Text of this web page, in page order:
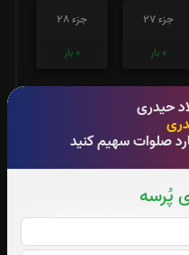
حیدری
صلوات سهیم کنید
پُرسه
جزء 27
0 بار
جزء 28
0 بار
1